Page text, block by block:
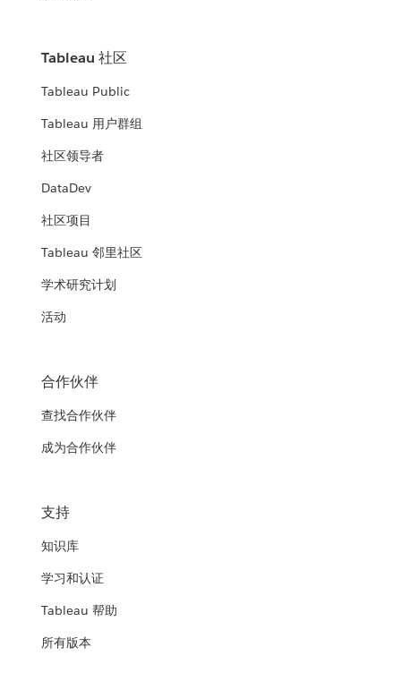
Tableau 社区
Tableau Public
Tableau 用户群组
社区领导者
DataDev
社区项目
Tableau 邻里社区
学术研究计划
活动
合作伙伴
查找合作伙伴
成为合作伙伴
支持
知识库
学习和认证
Tableau 帮助
所有版本